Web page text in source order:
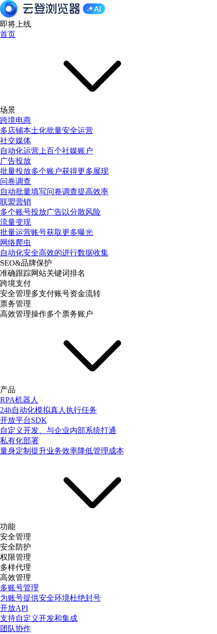
即将上线
首页
场景
跨境电商
多店铺本土化批量安全运营
社交媒体
自动化运营上百个社媒账户
广告投放
批量投放多个账户获得更多展现
问卷调查
自动批量填写问卷调查提高效率
联盟营销
多个账号投放广告以分散风险
流量变现
批量运营账号获取更多曝光
网络爬虫
自动化安全高效的进行数据收集
SEO&品牌保护
准确跟踪网站关键词排名
跨境支付
安全管理多支付账号资金流转
票务管理
高效管理操作多个票务账户
产品
RPA机器人
24h自动化模拟真人执行任务
开放平台SDK
自定义开发、与企业内部系统打通
私有化部署
量身定制提升业务效率降低管理成本
功能
安全管理
安全防护
权限管理
多样代理
高效管理
多账号管理
为账号提供安全环境杜绝封号
开放API
支持自定义开发和集成
团队协作